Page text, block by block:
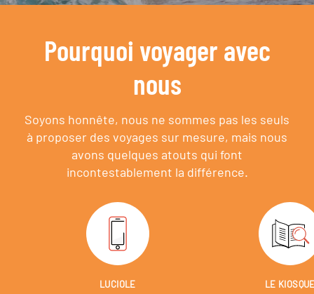
Pourquoi voyager avec
nous
Soyons honnête, nous ne sommes pas les seuls
à proposer des voyages sur mesure, mais nous
avons quelques atouts qui font
incontestablement la différence.
LUCIOLE
LE